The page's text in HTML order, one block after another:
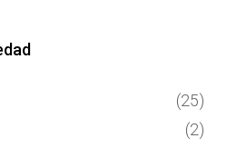
(25)
(2)